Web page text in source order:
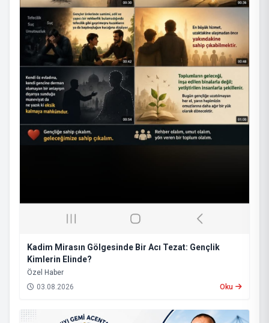
Kadim Mirasın Gölgesinde Bir Acı Tezat: Gençlik
Kimlerin Elinde?
​Özel Haber
03.08.2026
Oku